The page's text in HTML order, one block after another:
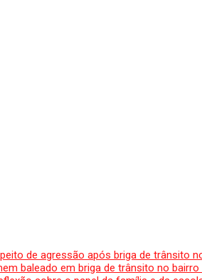
de agressão após briga de trânsito
baleado em briga de trânsito no bairro